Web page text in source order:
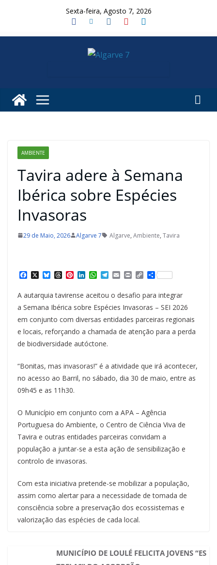
Sexta-feira, Agosto 7, 2026
AMBIENTE
Tavira adere à Semana
Ibérica sobre Espécies
Invasoras
29 de Maio, 2026 Algarve 7 Algarve, Ambiente, Tavira
a
e
b
o
o
k
X B
e
s
k
y
T
h
e
a
d
s
P
t
e
r
e
s
t
L
k
e
d
I
n
W
h
a
t
s
A
p
p
T
e
e
g
r
a
m
E
m
a
i
P
i
n
t
C
o
y
L
i
n
k
S
h
a
r
e
A autarquia tavirense aceitou o desafio para integrar
a Semana Ibérica sobre Espécies Invasoras – SEI 2026
em conjunto com diversas entidades parceiras regionais
e locais, reforçando a chamada de atenção para a perda
de biodiversidade autóctone.
“Bonitas, mas invasoras!” é a atividade que irá acontecer,
no acesso ao Barril, no sábado, dia 30 de maio, entre as
09h45 e as 11h30.
O Município em conjunto com a APA – Agência
Portuguesa do Ambiente, o Centro de Ciência Viva de
Tavira e outras entidades parceiras convidam a
população a juntar-se a esta ação de sensibilização e
controlo de invasoras.
Com esta iniciativa pretende-se mobilizar a população,
assim como alertar para a necessidade de tomada de
consciência sobre a preservação dos ecossistemas e
valorização das espécies de cada local.
MUNICÍPIO DE LOULÉ FELICITA JOVENS “ES